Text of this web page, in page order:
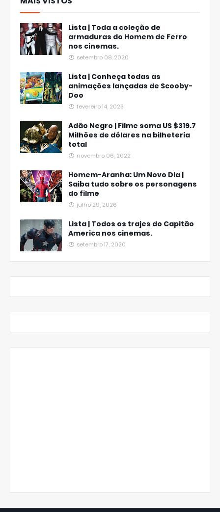
Lista | Toda a coleção de
armaduras do Homem de Ferro
nos cinemas.
setembro 08, 2020
Lista | Conheça todas as
animações lançadas de Scooby-
Doo
fevereiro 14, 2023
Adão Negro | Filme soma US $319.7
Milhões de dólares na bilheteria
total
novembro 06, 2022
Homem-Aranha: Um Novo Dia |
Saiba tudo sobre os personagens
do filme
julho 29, 2026
Lista | Todos os trajes do Capitão
America nos cinemas.
setembro 17, 2020